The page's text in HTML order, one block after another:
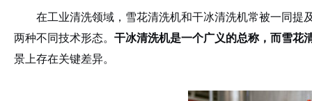
在工业清洗领域，雪花清洗机和干冰清洗机常被一同
两种不同技术形态。 干冰清洗机是一个广义的总称，而雪花
景上存在关键差异。